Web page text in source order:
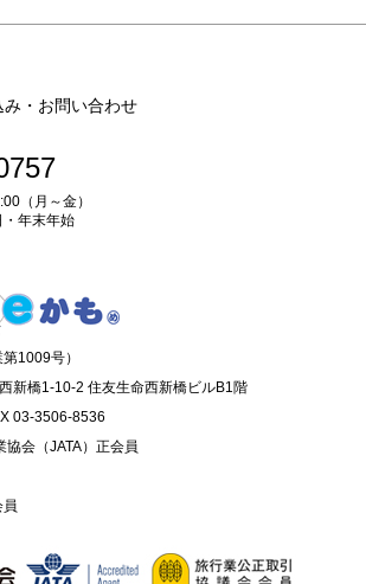
・お問い合わせ
（月～金）
年末年始
1009号）
新橋1-10-2 住友生命西新橋ビルB1階
03-3506-8536
会（JATA）正会員